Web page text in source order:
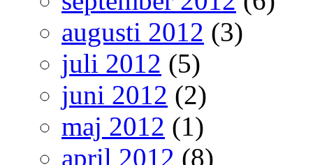
augusti 2012 (3)
juli 2012 (5)
juni 2012 (2)
maj 2012 (1)
april 2012 (8)